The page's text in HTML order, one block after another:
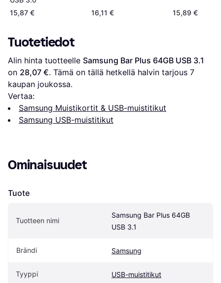
15,87 €
16,11 € 15,89 €
Tuotetiedot
Alin hinta tuotteelle Samsung Bar Plus 64GB USB 3.1
on 28,07 €. Tämä on tällä hetkellä halvin tarjous 7
kaupan joukossa.
Vertaa:
Samsung Muistikortit & USB-muistitikut
Samsung USB-muistitikut
Ominaisuudet
Tuote
Tuotteen nimi
Samsung Bar Plus 64GB
USB 3.1
Brändi Samsung
Tyyppi USB-muistitikut